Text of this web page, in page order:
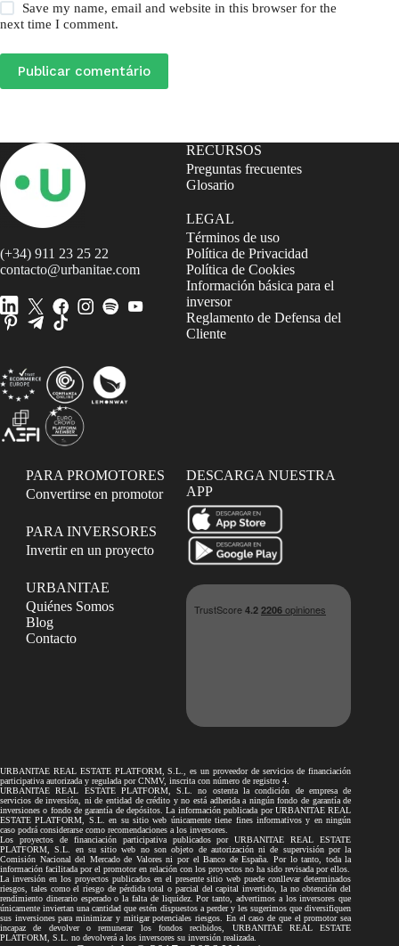
Save my name, email and website in this browser for the
next time I comment.
Publicar comentário
(+34) 911 23 25 22
contacto@urbanitae.com
RECURSOS
Preguntas frecuentes
Glosario
LEGAL
Términos de uso
Política de Privacidad
Política de Cookies
Información básica para el
inversor
Reglamento de Defensa del
Cliente
PARA PROMOTORES
Convertirse en promotor
PARA INVERSORES
Invertir en un proyecto
URBANITAE
Quiénes Somos
Blog
Contacto
DESCARGA NUESTRA
APP
URBANITAE REAL ESTATE PLATFORM, S.L., es un proveedor de servicios de financiación
participativa autorizada y regulada por CNMV, inscrita con número de registro 4.
URBANITAE REAL ESTATE PLATFORM, S.L. no ostenta la condición de empresa de
servicios de inversión, ni de entidad de crédito y no está adherida a ningún fondo de garantía de
inversiones o fondo de garantía de depósitos. La información publicada por URBANITAE REAL
ESTATE PLATFORM, S.L. en su sitio web únicamente tiene fines informativos y en ningún
caso podrá considerarse como recomendaciones a los inversores.
Los proyectos de financiación participativa publicados por URBANITAE REAL ESTATE
PLATFORM, S.L. en su sitio web no son objeto de autorización ni de supervisión por la
Comisión Nacional del Mercado de Valores ni por el Banco de España. Por lo tanto, toda la
información facilitada por el promotor en relación con los proyectos no ha sido revisada por ellos.
La inversión en los proyectos publicados en el presente sitio web puede conllevar determinados
riesgos, tales como el riesgo de pérdida total o parcial del capital invertido, la no obtención del
rendimiento dinerario esperado o la falta de liquidez. Por tanto, advertimos a los inversores que
únicamente inviertan una cantidad que estén dispuestos a perder y les sugerimos que diversifiquen
sus inversiones para minimizar y mitigar potenciales riesgos. En el caso de que el promotor sea
incapaz de devolver o remunerar los fondos recibidos, URBANITAE REAL ESTATE
PLATFORM, S.L. no devolverá a los inversores su inversión realizada.